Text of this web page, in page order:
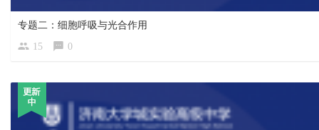
专题二：细胞呼吸与光合作用
15
0